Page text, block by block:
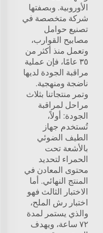
الأوروبية. وبصفتها
شركة متخصصة في
تصنيع حوامل
مصابيح القوارب،
وتعمل منذ أكثر من
٣٥ عامًا، فإن عملية
مراقبة الجودة لديها
ناضجة ومنهجية.
وتمر منتجاتنا بثلاث
مراحل لمراقبة
الجودة: أولاً،
تُستخدم جهاز
الطيف الضوئي
بالأشعة تحت
الحمراء لتحديد
محتوى المعادن في
المنتج النهائي. أما
الاختبار الثالث فهو
اختبار رش الملح،
والذي يستمر لمدة
٧٢ ساعة، ويهدف